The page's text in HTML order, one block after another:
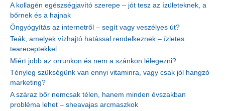
A kollagén egészségjavító szerepe – jót tesz az ízületeknek, a
bőrnek és a hajnak
Öngyógyítás az internetről – segít vagy veszélyes út?
Teák, amelyek vízhajtó hatással rendelkeznek – ízletes
teareceptekkel
Miért jobb az orrunkon és nem a szánkon lélegezni?
Tényleg szükségünk van ennyi vitaminra, vagy csak jól hangzó
marketing?
A száraz bőr nemcsak télen, hanem minden évszakban
probléma lehet – sheavajas arcmaszkok